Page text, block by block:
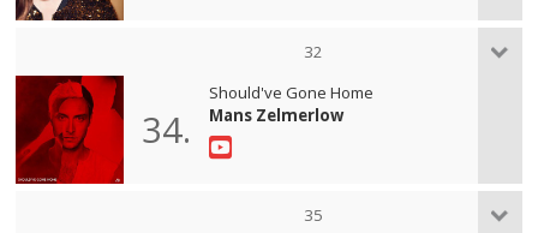
32
34.
Should've Gone Home
Mans Zelmerlow
35